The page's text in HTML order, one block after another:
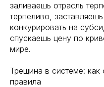
заливаешь отрасль
терпеливо,
конкурировать на
спускаешь цену по
мире.
Трещина в системе:
правила